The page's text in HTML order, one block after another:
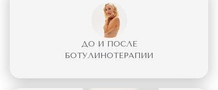
ДО И ПОСЛЕ
БОТУЛИНОТЕРАПИИ